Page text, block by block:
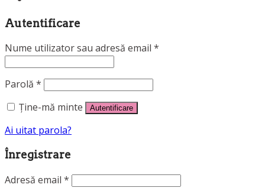
Autentificare
Nume utilizator sau adresă email *
Parolă *
Ține-mă minte
Autentificare
Ai uitat parola?
Înregistrare
Adresă email *